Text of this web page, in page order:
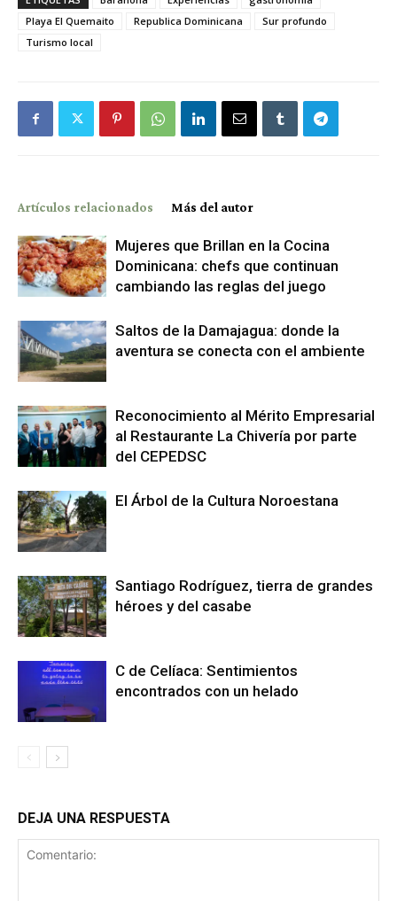
Playa El Quemaito
Republica Dominicana
Sur profundo
Turismo local
Artículos relacionados Más del autor
Mujeres que Brillan en la Cocina
Dominicana: chefs que continuan
cambiando las reglas del juego
Saltos de la Damajagua: donde la
aventura se conecta con el ambiente
Reconocimiento al Mérito Empresarial
al Restaurante La Chivería por parte
del CEPEDSC
El Árbol de la Cultura Noroestana
Santiago Rodríguez, tierra de grandes
héroes y del casabe
C de Celíaca: Sentimientos
encontrados con un helado
DEJA UNA RESPUESTA